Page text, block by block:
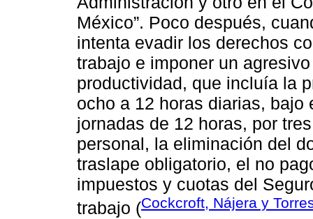
México”. Poco después,
intenta evadir los derechos
trabajo e imponer un
productividad, que incluía la
ocho a 12 horas diarias,
jornadas de 12 horas, por
personal, la eliminación del
traslape obligatorio, el no
impuestos y cuotas del
trabajo (Cockcroft, Nájera y